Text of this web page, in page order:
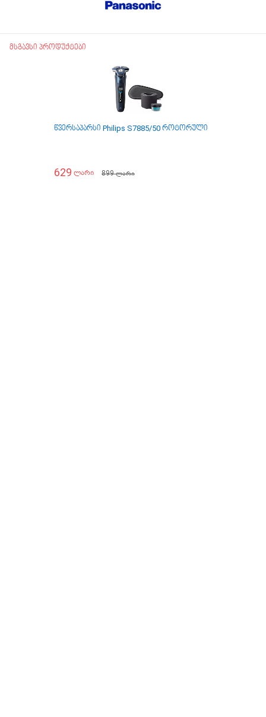
მსგავსი პროდუქტები
წვერსაპარსი Philips S7885/50 როტორული
629 ლარი 899ლარი